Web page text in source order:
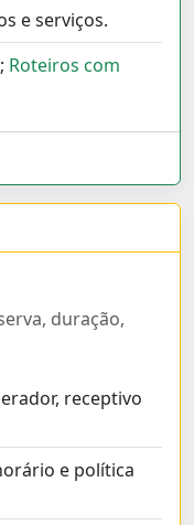
e serviços.
; Roteiros com
duração,
receptivo
e política